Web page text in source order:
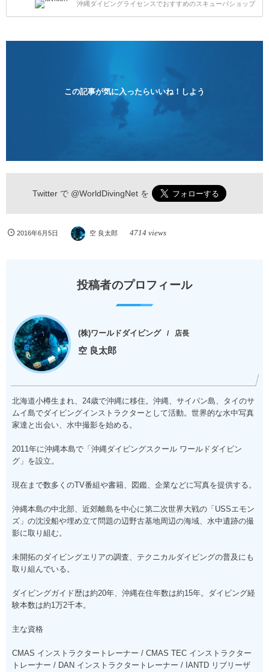
1人様から気軽にご参加ください。 全てのコースで高
画質の記念撮影&水中撮影付きです。初心者の方やダ
す。 沖縄本島周辺ビーチ・体験ダイビング 格安キャ
沖縄ダイビングライセンスでおすすめのスキューバショップ
この記事が気に入ったらいいね！しよう
Twitter で @WorldDivingNetを
2016年6月5日 空 良太郎 4714 views
投稿者のプロフィール
(株)ワールドダイビング 店長
空 良太郎
北海道小樽生まれ、24歳で沖縄に移住。沖縄、サイパン島、タイのサ
ムイ島でダイビングインストラクターとして活動。世界的な水中写真
家達と出会い、水中撮影を始める。
2011年に沖縄本島で「沖縄ダイビングスクール ワールドダイビン
グ」を設立。
現在まで数多くのTV番組や書籍、図鑑、企業などに写真を提供する。
沖縄本島の中北部、近郊離島を中心に第二次世界大戦の「USSエモン
ズ」の沈没船や埋め立て問題の辺野古基地周辺の海域、水中遺跡の撮
影に取り組む。
未開拓のダイビングエリアの調査、テクニカルダイビングの普及にも
取り組んでいる。
ダイビングガイド歴は約20年、沖縄在住年数は約15年。ダイビング経
験本数は約1万2千本。
主な資格
CMAS インストラクタートレーナー / CMAS TEC インストラクター
トレーナー / DAN インストラクタートレーナー / IANTD リブリーザ